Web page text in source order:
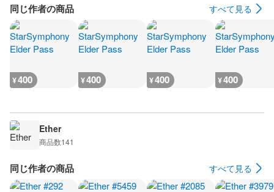
同じ作者の商品 すべて見る
¥400 ¥400 ¥400 ¥400
Ether
商品数141
同じ作者の商品 すべて見る